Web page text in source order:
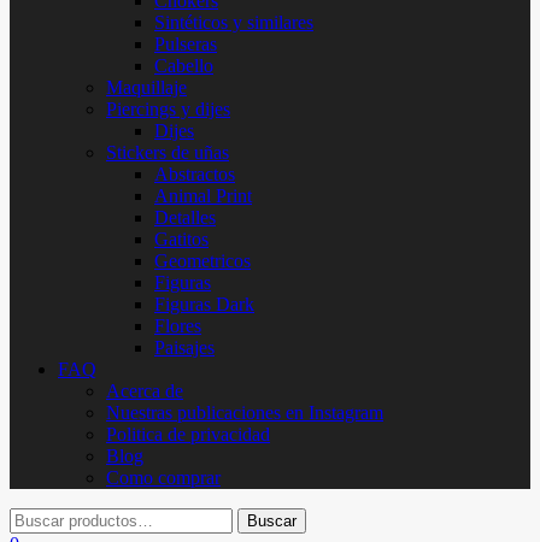
Sintéticos y similares
Pulseras
Cabello
Maquillaje
Piercings y dijes
Dijes
Stickers de uñas
Abstractos
Animal Print
Detalles
Gatitos
Geometricos
Figuras
Figuras Dark
Flores
Paisajes
FAQ
Acerca de
Nuestras publicaciones en Instagram
Politica de privacidad
Blog
Como comprar